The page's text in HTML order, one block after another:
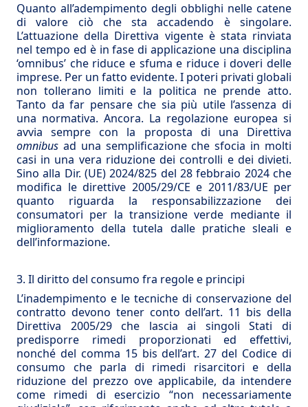
Quanto all’adempimento degli obblighi nelle catene
di valore ciò che sta accadendo è singolare.
L’attuazione della Direttiva vigente è stata rinviata
nel tempo ed è in fase di applicazione una disciplina
‘omnibus’ che riduce e sfuma e riduce i doveri delle
imprese. Per un fatto evidente. I poteri privati globali
non tollerano limiti e la politica ne prende atto.
Tanto da far pensare che sia più utile l’assenza di
una normativa. Ancora. La regolazione europea si
avvia sempre con la proposta di una Direttiva
omnibus ad una semplificazione che sfocia in molti
casi in una vera riduzione dei controlli e dei divieti.
Sino alla Dir. (UE) 2024/825 del 28 febbraio 2024 che
modifica le direttive 2005/29/CE e 2011/83/UE per
quanto riguarda la responsabilizzazione dei
consumatori per la transizione verde mediante il
miglioramento della tutela dalle pratiche sleali e
dell’informazione.
3. Il diritto del consumo fra regole e principi
L’inadempimento e le tecniche di conservazione del
contratto devono tener conto dell’art. 11 bis della
Direttiva 2005/29 che lascia ai singoli Stati di
predisporre rimedi proporzionati ed effettivi,
nonché del comma 15 bis dell’art. 27 del Codice di
consumo che parla di rimedi risarcitori e della
riduzione del prezzo ove applicabile, da intendere
come rimedi di esercizio “non necessariamente